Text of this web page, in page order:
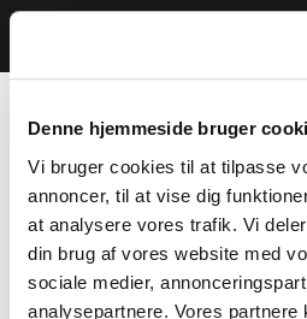
Denne hjemmeside bruger
Vi bruger cookies til at tilpasse
annoncer, til at vise dig
at analysere vores trafik. Vi
din brug af vores website med
sociale medier,
analysepartnere. Vores partnere